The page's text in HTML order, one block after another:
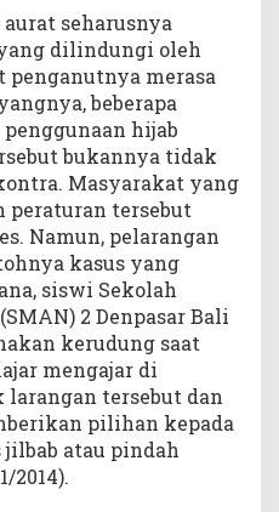
seharusnya
dilindungi oleh
penganutnya merasa
beberapa
hijab
bukannya tidak
Masyarakat yang
peraturan tersebut
Namun, pelarangan
kasus yang
siswi Sekolah
2 Denpasar Bali
kerudung saat
mengajar di
tersebut dan
pilihan kepada
atau pindah
2014).